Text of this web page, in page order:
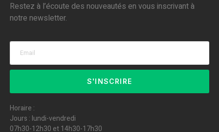
Restez à l’écoute des nouveautés en vous inscrivant à
notre newsletter.
S'INSCRIRE
Horaire :
Jours : lundi-vendredi
07h30-12h30 et 14h30-17h30